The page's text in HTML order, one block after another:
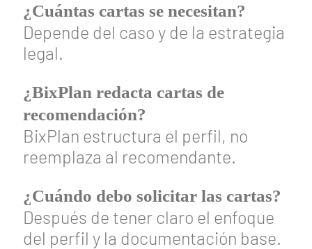
¿Cuántas cartas se necesitan?
Depende del caso y de la estrategia
legal.
¿BixPlan redacta cartas de
recomendación?
BixPlan estructura el perfil, no
reemplaza al recomendante.
¿Cuándo debo solicitar las cartas?
Después de tener claro el enfoque
del perfil y la documentación base.